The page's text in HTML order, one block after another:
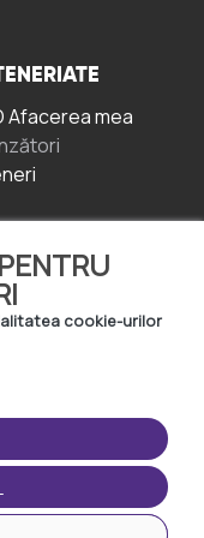
cookie-urilor
Afacerea mea